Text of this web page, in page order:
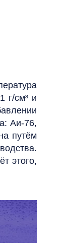
г/см³ и
Аи-76,
путём
этого,